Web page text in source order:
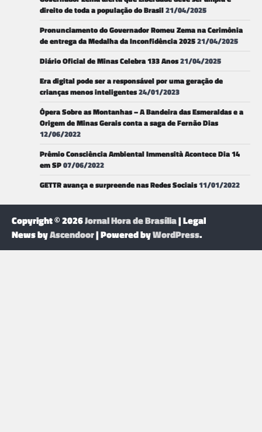
direito de toda a população do Brasil21/04/2025
Pronunciamento do Governador Romeu Zema na Cerimônia
de entrega da Medalha da Inconfidência 202521/04/2025
Diário Oficial de Minas Celebra 133 Anos21/04/2025
Era digital pode ser a responsável por uma geração de
crianças menos inteligentes24/01/2023
Ópera Sobre as Montanhas – A Bandeira das Esmeraldas e a
Origem de Minas Gerais conta a saga de Fernão Dias
12/06/2022
Prêmio Consciência Ambiental Immensità Acontece Dia 14
em SP07/06/2022
GETTR avança e surpreende nas Redes Sociais11/01/2022
Copyright © 2026Jornal Hora de Brasília| Legal
News byAscendoor| Powered byWordPress.